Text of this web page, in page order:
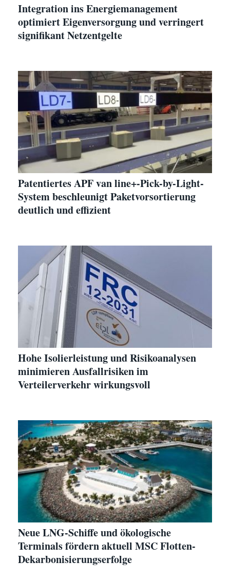
Integration ins Energiemanagement
optimiert Eigenversorgung und verringert
signifikant Netzentgelte
Patentiertes APF van line+-Pick-by-Light-
System beschleunigt Paketvorsortierung
deutlich und effizient
Hohe Isolierleistung und Risikoanalysen
minimieren Ausfallrisiken im
Verteilerverkehr wirkungsvoll
Neue LNG-Schiffe und ökologische
Terminals fördern aktuell MSC Flotten-
Dekarbonisierungserfolge